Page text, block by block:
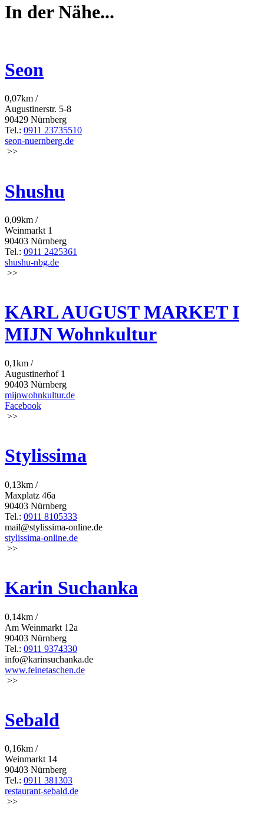
In der Nähe...
Seon
0,07km /
Augustinerstr. 5-8
90429 Nürnberg
Tel.: 0911 23735510
seon-nuernberg.de
>>
Shushu
0,09km /
Weinmarkt 1
90403 Nürnberg
Tel.: 0911 2425361
shushu-nbg.de
>>
KARL AUGUST MARKET I
MIJN Wohnkultur
0,1km /
Augustinerhof 1
90403 Nürnberg
mijnwohnkultur.de
Facebook
>>
Stylissima
0,13km /
Maxplatz 46a
90403 Nürnberg
Tel.: 0911 8105333
mail@stylissima-online.de
stylissima-online.de
>>
Karin Suchanka
0,14km /
Am Weinmarkt 12a
90403 Nürnberg
Tel.: 0911 9374330
info@karinsuchanka.de
www.feinetaschen.de
>>
Sebald
0,16km /
Weinmarkt 14
90403 Nürnberg
Tel.: 0911 381303
restaurant-sebald.de
>>